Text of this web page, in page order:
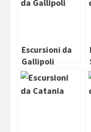
Escursioni da
Gallipoli